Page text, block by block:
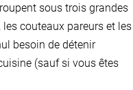
sous trois grandes
couteaux pareurs et les
besoin de détenir
(sauf si vous êtes